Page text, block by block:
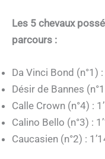
Les 5 chevaux
parcours :
Da Vinci Bond (n°1) :
Désir de Bannes
Calle Crown (n°4) :
Calino Bello (n°3) :
Caucasien (n°2) :